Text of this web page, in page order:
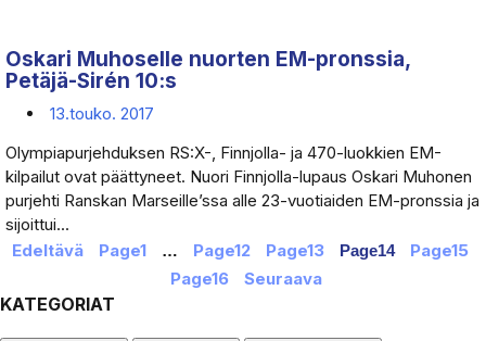
Oskari Muhoselle nuorten EM-pronssia,
Petäjä-Sirén 10:s
13.touko. 2017
Olympiapurjehduksen RS:X-, Finnjolla- ja 470-luokkien EM-
kilpailut ovat päättyneet. Nuori Finnjolla-lupaus Oskari Muhonen
purjehti Ranskan Marseille’ssa alle 23-vuotiaiden EM-pronssia ja
sijoittui...
Edeltävä
Page1 … Page12 Page13 Page14 Page15
Page16 Seuraava
KATEGORIAT